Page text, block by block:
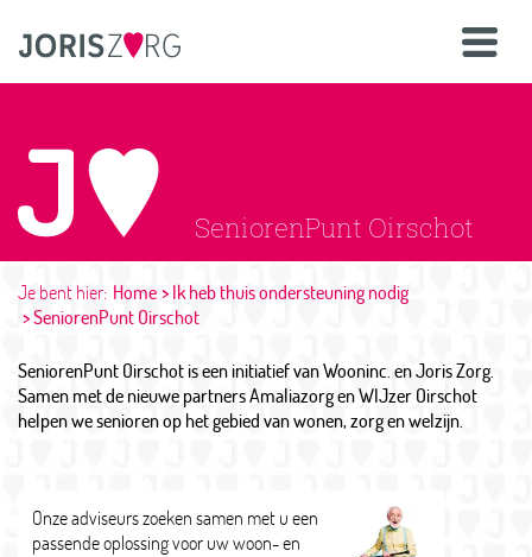
SeniorenPunt Oirschot
Je bent hier: Home
Ik heb thuis ondersteuning nodig
SeniorenPunt Oirschot
SeniorenPunt Oirschot is een initiatief van Wooninc. en Joris Zorg.
Samen met de nieuwe partners Amaliazorg en WIJzer Oirschot
helpen we senioren op het gebied van wonen, zorg en welzijn.
Onze adviseurs zoeken samen met u een
passende oplossing voor uw woon- en